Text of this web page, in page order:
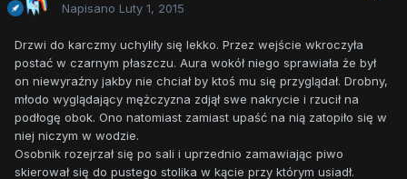
Napisano Luty 1, 2015
Drzwi do karczmy uchyliły się lekko. Przez wejście wkroczyła
postać w czarnym płaszczu. Aura wokół niego sprawiała że był
on niewyraźny jakby nie chciał by ktoś mu się przyglądał. Drobny,
młodo wyglądający mężczyzna zdjął swe nakrycie i rzucił na
podłogę obok. Ono natomiast zamiast upaść na nią zatopiło się w
niej niczym w wodzie.
Osobnik rozejrzał się po sali i uprzednio zamawiając piwo
skierował się do pustego stolika w kącie przy którym usiadł.